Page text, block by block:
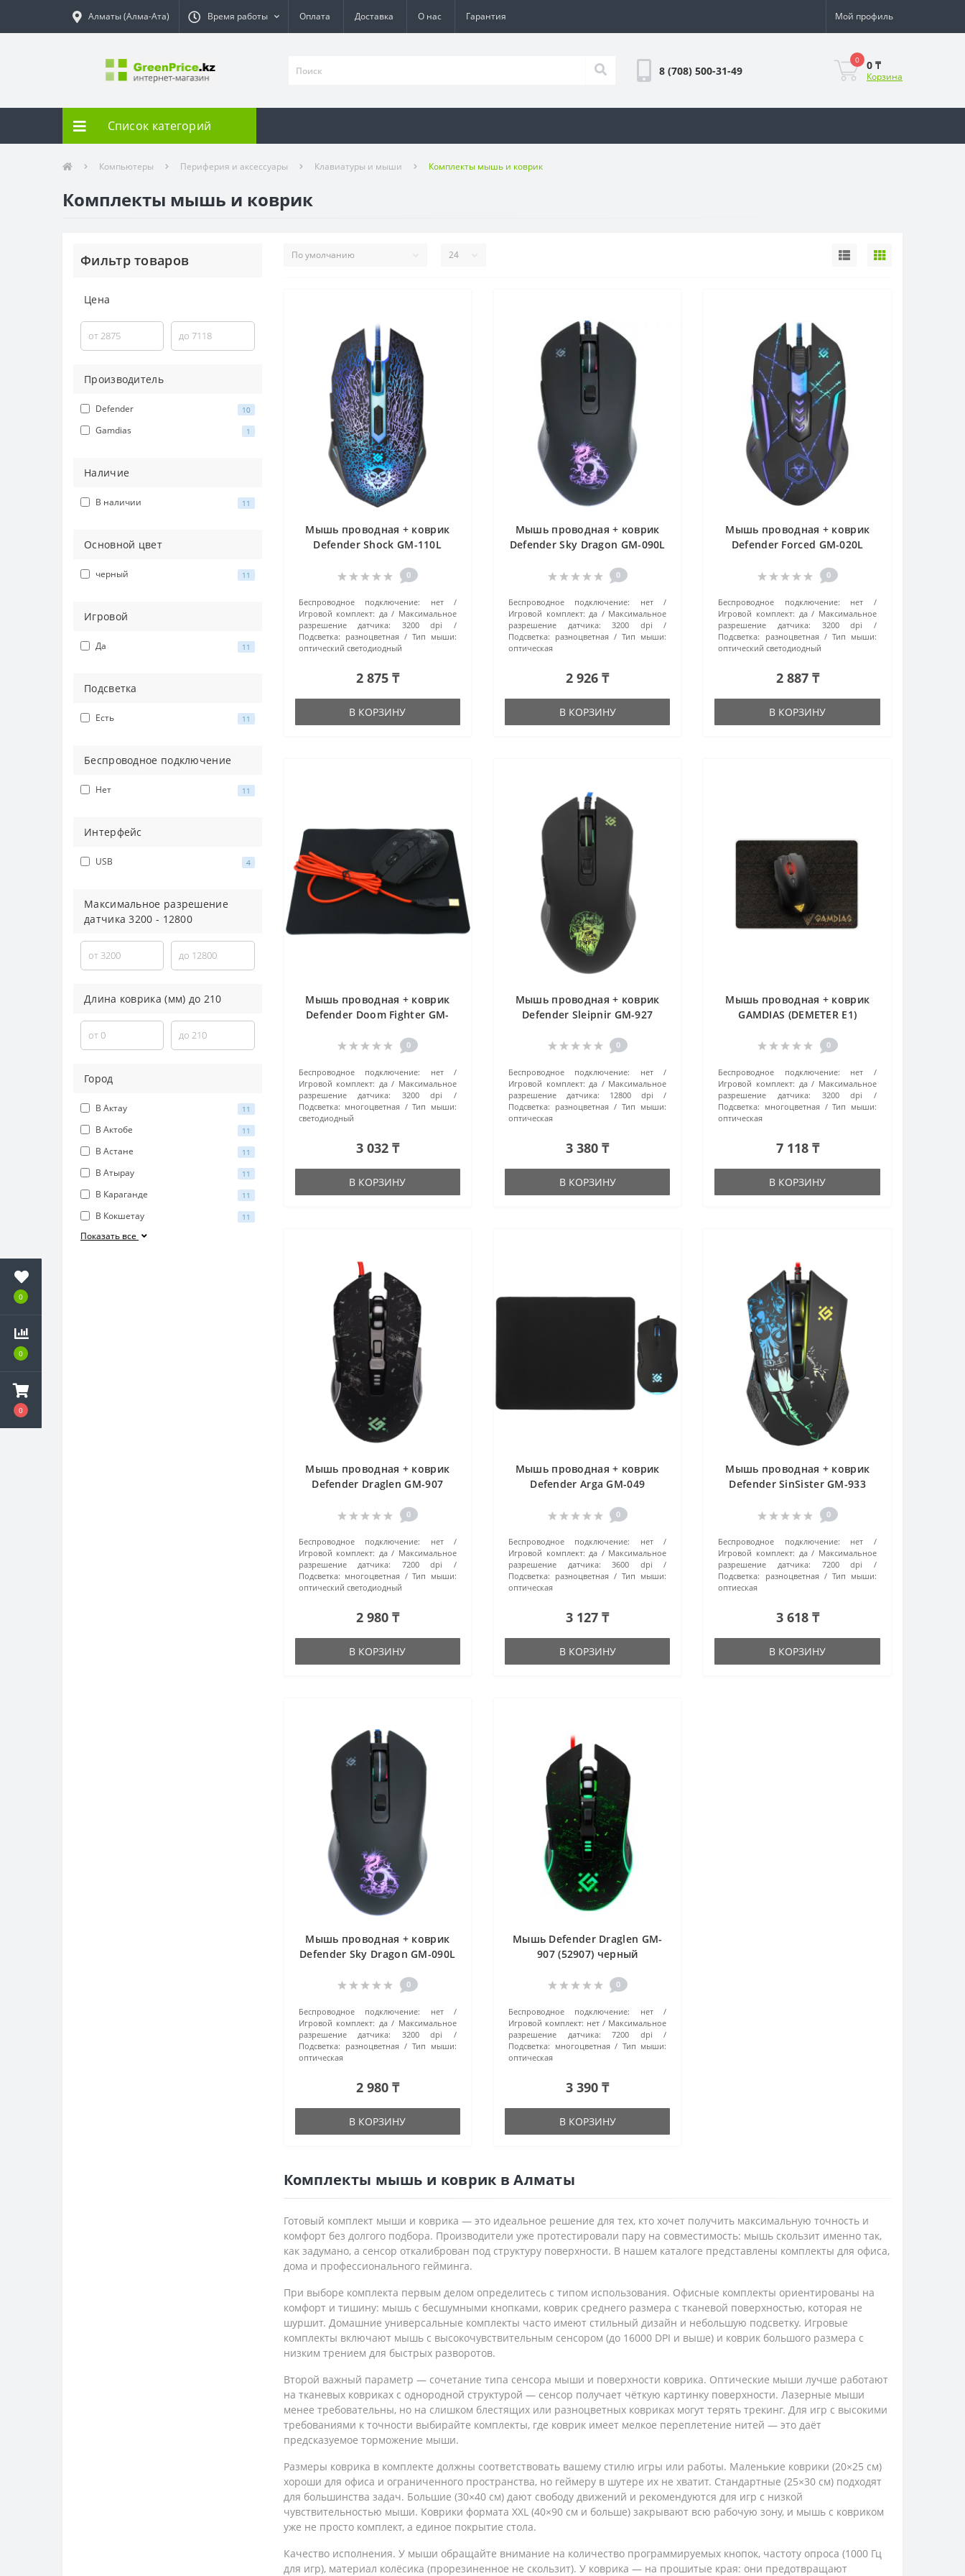
0
0
0
Алматы (Алма-Ата) Время работы Оплата Доставка О нас Гарантия Мой профиль
8 (708) 500-31-49
0 0 ₸
Корзина
Список категорий
Компьютеры Периферия и аксессуары Клавиатуры и мыши Комплекты мышь и коврик
Комплекты мышь и коврик
Фильтр товаров
Цена
Производитель
Defender 10
Gamdias 1
Наличие
В наличии 11
Основной цвет
черный 11
Игровой
Да 11
Подсветка
Есть 11
Беспроводное подключение
Нет 11
Интерфейс
USB 4
Максимальное разрешение
датчика3200 - 12800
Длина коврика (мм) до 210
Город
В Актау 11
В Актобе 11
В Астане 11
В Атырау 11
В Караганде 11
В Кокшетау 11
Показать все
Мышь проводная + коврик
Defender Shock GM-110L
0
Беспроводное подключение:
нет
Игровой комплект: да
Максимальное
разрешение датчика:
3200 dpi
Подсветка: разноцветная
Тип мыши:
оптический светодиодный
2 875 ₸
В КОРЗИНУ
Мышь проводная + коврик
Defender Sky Dragon GM-090L
0
Беспроводное подключение:
нет
Игровой комплект: да
Максимальное
разрешение датчика:
3200 dpi
Подсветка: разноцветная
Тип мыши:
оптическая
2 926 ₸
В КОРЗИНУ
Мышь проводная + коврик
Defender Forced GM-020L
0
Беспроводное подключение:
нет
Игровой комплект: да
Максимальное
разрешение датчика:
3200 dpi
Подсветка:
разноцветная
Тип мыши:
оптический светодиодный
2 887 ₸
В КОРЗИНУ
Мышь проводная + коврик
Defender Doom Fighter GM-
0
Беспроводное подключение:
нет
Игровой комплект: да
Максимальное
разрешение датчика:
3200 dpi
Подсветка: многоцветная
Тип мыши:
светодиодный
3 032 ₸
В КОРЗИНУ
Мышь проводная + коврик
Defender Sleipnir GM-927
0
Беспроводное подключение:
нет
Игровой комплект: да
Максимальное
разрешение датчика:
12800 dpi
Подсветка: разноцветная
Тип мыши:
оптическая
3 380 ₸
В КОРЗИНУ
Мышь проводная + коврик
GAMDIAS (DEMETER E1)
0
Беспроводное подключение:
нет
Игровой комплект: да
Максимальное
разрешение датчика:
3200 dpi
Подсветка: многоцветная
Тип мыши:
оптическая
7 118 ₸
В КОРЗИНУ
Мышь проводная + коврик
Defender Draglen GM-907
0
Беспроводное подключение:
нет
Игровой комплект: да
Максимальное
разрешение датчика:
7200 dpi
Подсветка: многоцветная
Тип мыши:
оптический светодиодный
2 980 ₸
В КОРЗИНУ
Мышь проводная + коврик
Defender Arga GM-049
0
Беспроводное подключение:
нет
Игровой комплект: да
Максимальное
разрешение датчика:
3600 dpi
Подсветка: разноцветная
Тип мыши:
оптическая
3 127 ₸
В КОРЗИНУ
Мышь проводная + коврик
Defender SinSister GM-933
0
Беспроводное подключение:
нет
Игровой комплект: да
Максимальное
разрешение датчика:
7200 dpi
Подсветка:
разноцветная
Тип мыши:
оптиеская
3 618 ₸
В КОРЗИНУ
Мышь проводная + коврик
Defender Sky Dragon GM-090L
0
Беспроводное подключение:
нет
Игровой комплект: да
Максимальное
разрешение датчика:
3200 dpi
Подсветка: разноцветная
Тип мыши:
оптическая
2 980 ₸
В КОРЗИНУ
Мышь Defender Draglen GM-
907 (52907) черный
0
Беспроводное подключение:
нет
Игровой комплект: нет
Максимальное
разрешение датчика:
7200 dpi
Подсветка: многоцветная
Тип мыши:
оптическая
3 390 ₸
В КОРЗИНУ
Комплекты мышь и коврик в Алматы
Готовый комплект мыши и коврика — это идеальное решение для тех, кто хочет получить максимальную точность и
комфорт без долгого подбора. Производители уже протестировали пару на совместимость: мышь скользит именно так,
как задумано, а сенсор откалиброван под структуру поверхности. В нашем каталоге представлены комплекты для офиса,
дома и профессионального гейминга.
При выборе комплекта первым делом определитесь с типом использования. Офисные комплекты ориентированы на
комфорт и тишину: мышь с бесшумными кнопками, коврик среднего размера с тканевой поверхностью, которая не
шуршит. Домашние универсальные комплекты часто имеют стильный дизайн и небольшую подсветку. Игровые
комплекты включают мышь с высокочувствительным сенсором (до 16000 DPI и выше) и коврик большого размера с
низким трением для быстрых разворотов.
Второй важный параметр — сочетание типа сенсора мыши и поверхности коврика. Оптические мыши лучше работают
на тканевых ковриках с однородной структурой — сенсор получает чёткую картинку поверхности. Лазерные мыши
менее требовательны, но на слишком блестящих или разноцветных ковриках могут терять трекинг. Для игр с высокими
требованиями к точности выбирайте комплекты, где коврик имеет мелкое переплетение нитей — это даёт
предсказуемое торможение мыши.
Размеры коврика в комплекте должны соответствовать вашему стилю игры или работы. Маленькие коврики (20×25 см)
хороши для офиса и ограниченного пространства, но геймеру в шутере их не хватит. Стандартные (25×30 см) подходят
для большинства задач. Большие (30×40 см) дают свободу движений и рекомендуются для игр с низкой
чувствительностью мыши. Коврики формата XXL (40×90 см и больше) закрывают всю рабочую зону, и мышь с ковриком
уже не просто комплект, а единое покрытие стола.
Качество исполнения. У мыши обращайте внимание на количество программируемых кнопок, частоту опроса (1000 Гц
для игр), материал колёсика (прорезиненное не скользит). У коврика — на прошитые края: они предотвращают